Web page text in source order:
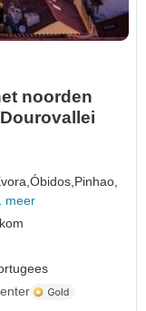
noorden
Óbidos,Pinhao,
meer